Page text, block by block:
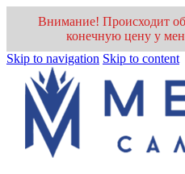
Внимание! Происходит
конечную цену у
Skip to navigation Skip to content